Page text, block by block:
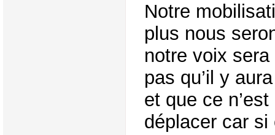
Notre
plus nous
notre voix
pas qu’il y
et que ce
déplacer car